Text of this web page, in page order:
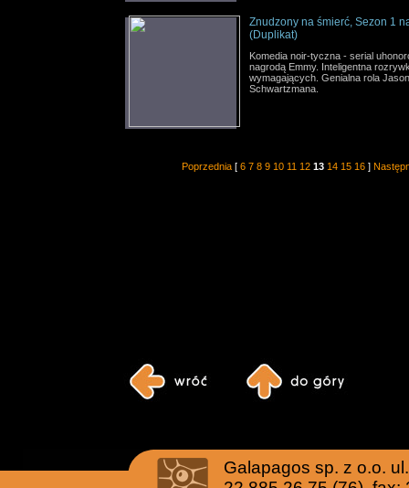
Znudzony na śmierć, Sezon 1
(Duplikat)
Komedia noir-tyczna - serial
nagrodą Emmy. Inteligentna
wymagających. Genialna rola
Schwartzmana.
Poprzednia[ 6 7 8 9 10 11 12 13 14 15 16 ]
Galapagos sp. z o.o.